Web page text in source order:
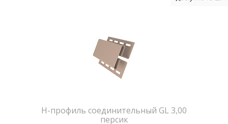
H-профиль соединительный GL 3,00
персик